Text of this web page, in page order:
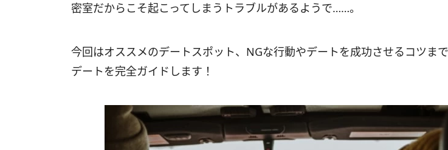
密室だからこそ起こってしまうトラブルがあるようで……。
今回はオススメのデートスポット、NGな行動やデートを成功させるコツま
デートを完全ガイドします！